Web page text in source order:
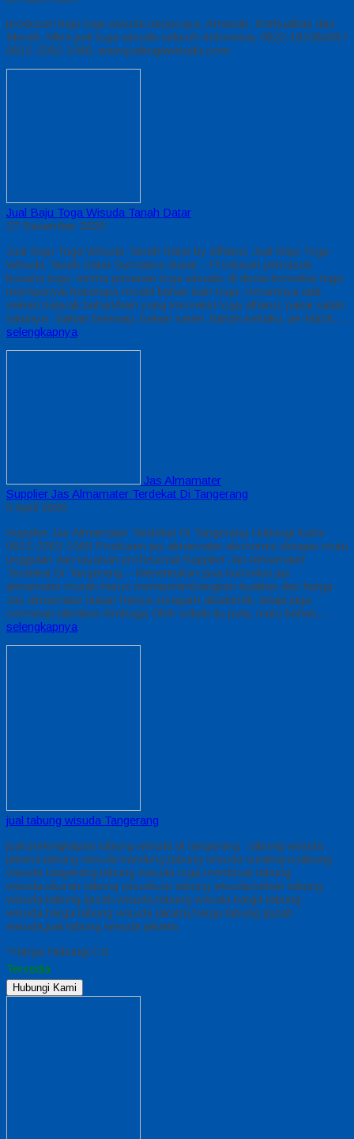
produsen baju toga wisuda terpecaya, Amanah, Berkualitas dan
Murah, Mitra jual toga wisuda seluruh Indonesia, 0822-18108428 /
0812-2282-1060, www.jualtogawisuda.com
Jual Baju Toga Wisuda Tanah Datar
27 Desember 2020
Jual Baju Toga Wisuda Tanah Datar by Alfairuz Jual Baju Toga
Wisuda Tanah Datar Sumatera Barat – Produsen pemasok
busana toga. terima pesanan toga wisuda, di dunia konveksi toga
mempunyai beberapa model bahan kain toga. Umumnya ada
sekian banyak bahan/kain yang konveksi toga alfairuz pakai salah
satunya : bahan bestway, bahan saten, bahan beludru, jet-black….
selengkapnya
Jas Almamater
Supplier Jas Almamater Terdekat Di Tangerang
5 April 2026
Supplier Jas Almamater Terdekat Di Tangerang Hubungi Kami :
0812-2282-1060 Produsen jas almamater ekonomis dengan mutu
unggulan dan layanan profesional Supplier Jas Almamater
Terdekat Di Tangerang – Menentukan jasa konveksi jas
almamater murah harus mempertimbangkan kualitas dan harga
Jas almamater bukan hanya seragam akademik, tetapi juga
cerminan identitas lembaga Oleh sebab itu pula, mutu bahan,…
selengkapnya
jual tabung wisuda Tangerang
jual perlengkapan tabung wisuda di tangerang tabung wisuda
jakarta,tabung wisuda bandung,tabung wisuda surabaya,tabung
wisuda tangerang,tabung wisuda toga,membuat tabung
wisuda,ukuran tabung wisuda,isi tabung wisuda,bahan tabung
wisuda,tabung ijazah wisuda,tabung wisuda,harga tabung
wisuda,harga tabung wisuda jakarta,harga tabung ijazah
wisuda,jual tabung wisuda jakarta
*Harga Hubungi CS
Tersedia
Hubungi Kami